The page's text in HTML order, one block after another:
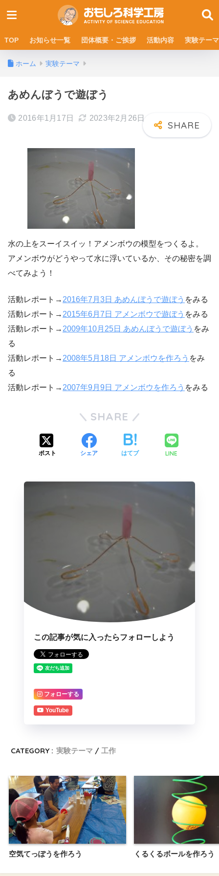
TOP お知らせ一覧 団体概要・ご挨拶 活動内容 実験テーマ
ホーム 実験テーマ
あめんぼうで遊ぼう
2016年1月17日 2023年2月26日
水の上をスーイスイッ！アメンボウの模型をつくるよ。
アメンボウがどうやって水に浮いているか、その秘密を調
べてみよう！
活動レポート→ 2016年7月3日 あめんぼうで遊ぼう をみる
活動レポート→ 2015年6月7日 アメンボウで遊ぼう をみる
活動レポート→ 2009年10月25日 あめんぼうで遊ぼう をみ
る
活動レポート→ 2008年5月18日 アメンボウを作ろう をみ
る
活動レポート→ 2007年9月9日 アメンボウを作ろう をみる
SHARE
ポスト シェア はてブ LINE
この記事が気に入ったらフォローしよう
フォローする
YouTube
CATEGORY : 実験テーマ 工作
空気てっぽうを作ろう くるくるボールを作ろう